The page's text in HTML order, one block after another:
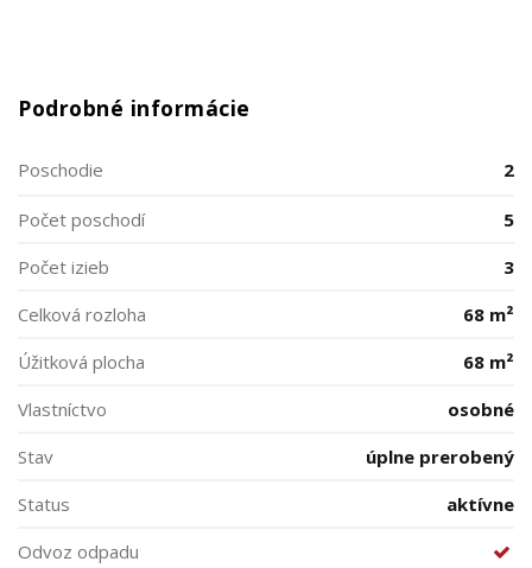
Podrobné informácie
Poschodie 2
Počet poschodí
5
Počet izieb
3
Celková rozloha
68 m²
Úžitková plocha
68 m²
Vlastníctvo
osobné
Stav
úplne prerobený
Status
aktívne
Odvoz odpadu